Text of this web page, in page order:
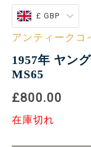
£ GBP
アンティークコ
1957年 ヤン
MS65
£800.00
在庫切れ